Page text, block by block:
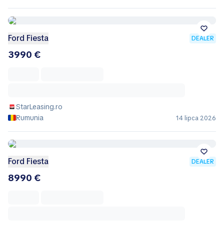
Ford Fiesta DEALER
3990 €
StarLeasing.ro
Rumunia
14 lipca 2026
Ford Fiesta DEALER
8990 €